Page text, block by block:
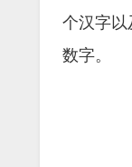
个汉字以
数字。